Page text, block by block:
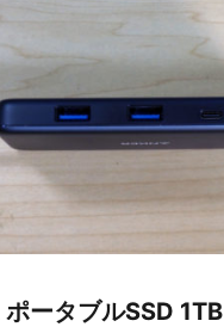
ータブルSSD 1TB